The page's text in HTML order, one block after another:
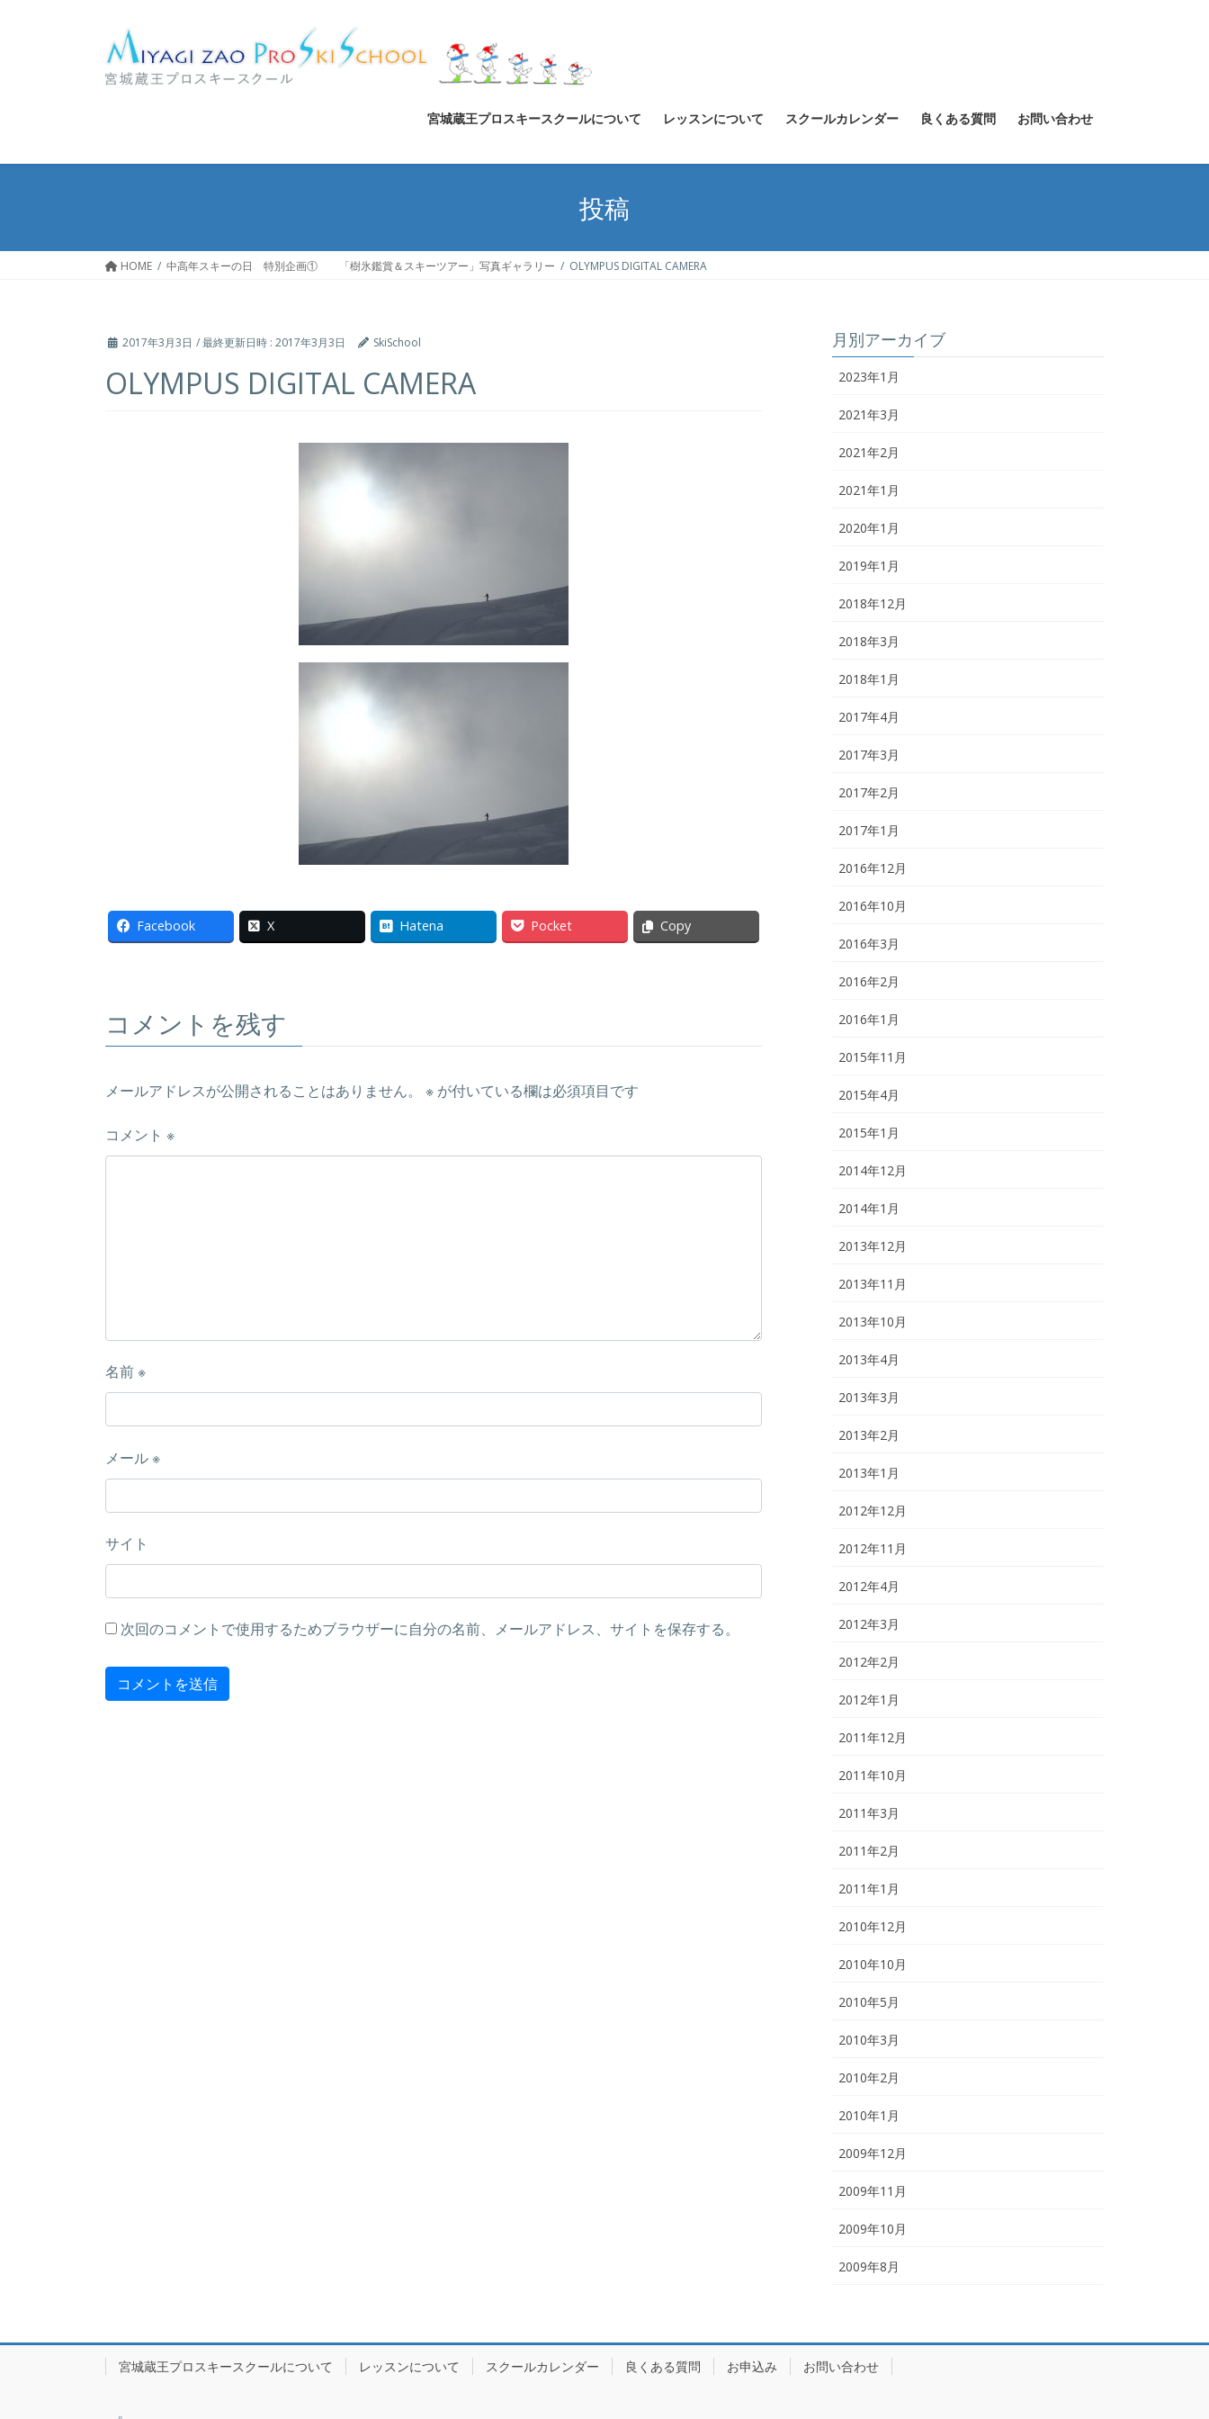
キ
に
宮城蔵王プロスキースクールについて レッスンについて スクールカレンダー 良くある質問 お問い合わせ
投稿
HOME 中高年スキーの日 特別企画① 「樹氷鑑賞＆スキーツアー」写真ギャラリー OLYMPUS DIGITAL CAMERA
2017年3月3日 / 最終更新日時 : 2017年3月3日 SkiSchool
OLYMPUS DIGITAL CAMERA
Facebook X Hatena Pocket Copy
コメントを残す
メールアドレスが公開されることはありません。 ※ が付いている欄は必須項目です
コメント ※
名前※
メール※
サイト
次回のコメントで使用するためブラウザーに自分の名前、メールアドレス、サイトを保存する。
月別アーカイブ
2023年1月
2021年3月
2021年2月
2021年1月
2020年1月
2019年1月
2018年12月
2018年3月
2018年1月
2017年4月
2017年3月
2017年2月
2017年1月
2016年12月
2016年10月
2016年3月
2016年2月
2016年1月
2015年11月
2015年4月
2015年1月
2014年12月
2014年1月
2013年12月
2013年11月
2013年10月
2013年4月
2013年3月
2013年2月
2013年1月
2012年12月
2012年11月
2012年4月
2012年3月
2012年2月
2012年1月
2011年12月
2011年10月
2011年3月
2011年2月
2011年1月
2010年12月
2010年10月
2010年5月
2010年3月
2010年2月
2010年1月
2009年12月
2009年11月
2009年10月
2009年8月
宮城蔵王プロスキースクールについて レッスンについて スクールカレンダー 良くある質問 お申込み お問い合わせ